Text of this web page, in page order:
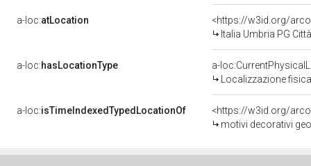
a-loc:atLocation
<https://w3id.org/
Italia Umbria PG
a-loc:hasLocationType
a-
Localizzazione
a-loc:isTimeIndexedTypedLocationOf
<https://w3id.org/
motivi decorativi